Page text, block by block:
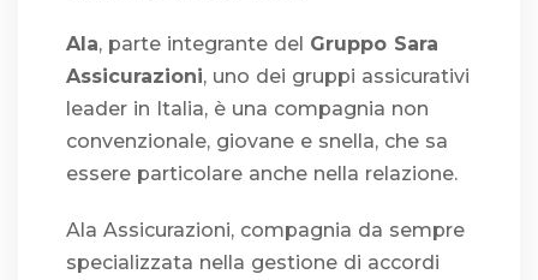
Ala, parte integrante del Gruppo Sara
Assicurazioni, uno dei gruppi assicurativi
leader in Italia, è una compagnia non
convenzionale, giovane e snella, che sa
essere particolare anche nella relazione.
Ala Assicurazioni, compagnia da sempre
specializzata nella gestione di accordi